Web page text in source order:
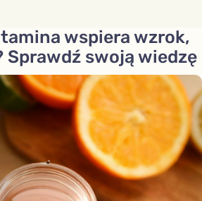
wspiera wzrok,
Sprawdź swoją wiedzę